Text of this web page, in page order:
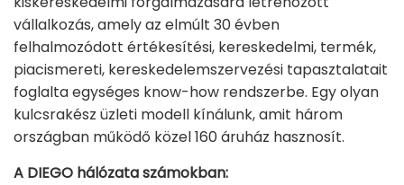
vállalkozás, amely az elmúlt 30 évben
felhalmozódott értékesítési, kereskedelmi, termék,
piacismereti, kereskedelemszervezési tapasztalatait
foglalta egységes know-how rendszerbe. Egy olyan
kulcsrakész üzleti modell kínálunk, amit három
országban működő közel 160 áruház hasznosít.
A DIEGO hálózata számokban: